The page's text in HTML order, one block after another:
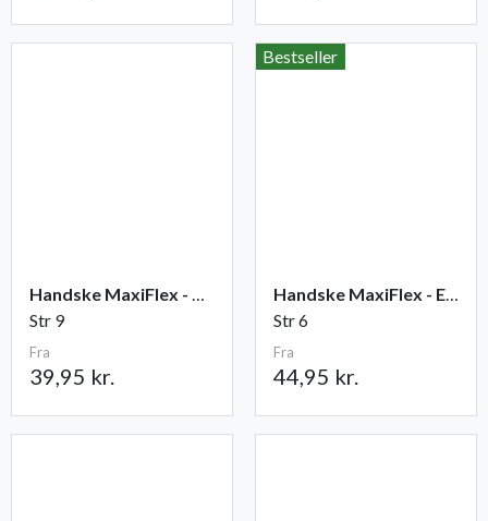
Handske MaxiFlex - Ultimate
Str 9
Fra
39,95 kr.
Bestseller
Handske MaxiFlex - Endurance
Str 6
Fra
44,95 kr.